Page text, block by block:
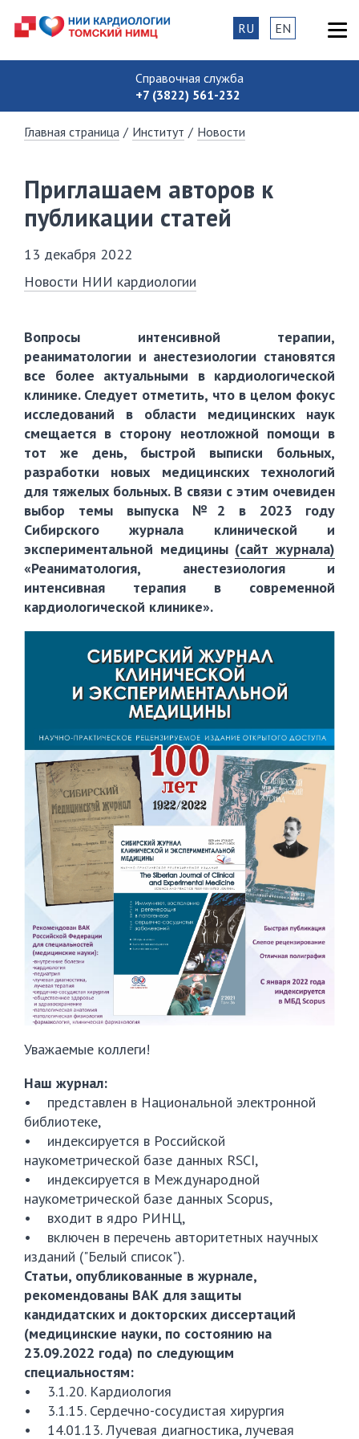
Справочная служба
+7 (3822) 561-232
RU EN
Главная страница / Институт / Новости
Приглашаем авторов к
публикации статей
13 декабря 2022
Новости НИИ кардиологии
Вопросы интенсивной терапии,
реаниматологии и анестезиологии становятся
все более актуальными в кардиологической
клинике. Следует отметить, что в целом фокус
исследований в области медицинских наук
смещается в сторону неотложной помощи в
тот же день, быстрой выписки больных,
разработки новых медицинских технологий
для тяжелых больных. В связи с этим очевиден
выбор темы выпуска №2 в 2023 году
Сибирского журнала клинической и
экспериментальной медицины (сайт журнала)
«Реаниматология, анестезиология и
интенсивная терапия в современной
кардиологической клинике».
Уважаемые коллеги!
Наш журнал:
• представлен в Национальной электронной
библиотеке,
• индексируется в Российской
наукометрической базе данных RSCI,
• индексируется в Международной
наукометрической базе данных Scopus,
• входит в ядро РИНЦ,
• включен в перечень авторитетных научных
изданий ("Белый список").
Статьи, опубликованные в журнале,
рекомендованы ВАК для защиты
кандидатских и докторских диссертаций
(медицинские науки, по состоянию на
23.09.2022 года) по следующим
специальностям:
• 3.1.20. Кардиология
• 3.1.15. Сердечно-сосудистая хирургия
• 14.01.13. Лучевая диагностика, лучевая